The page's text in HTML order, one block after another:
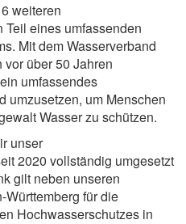
weiteren
eines umfassenden
Mit dem Wasserverband
über 50 Jahren
umfassendes
umzusetzen, um Menschen
Wasser zu schützen.
unser
2020 vollständig umgesetzt
gilt neben unseren
für die
Hochwasserschutzes in